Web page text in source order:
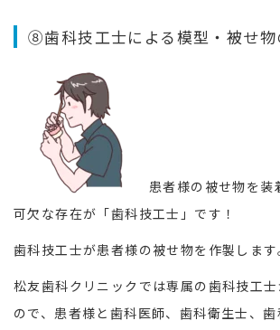
⑧歯科技工士による模型・被せ物
患者様の被せ物を装
可欠な存在が「歯科技工士」です！
歯科技工士が患者様の被せ物を作製します
松友歯科クリニックでは専属の歯科技工
ので、患者様と歯科医師、歯科衛生士、